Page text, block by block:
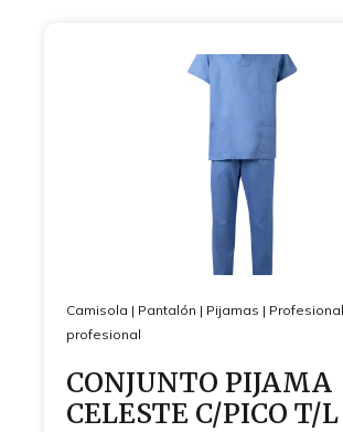
Camisola | Pantalón | Pijamas | Profesional
profesional
CONJUNTO PIJAMA
CELESTE C/PICO T/L